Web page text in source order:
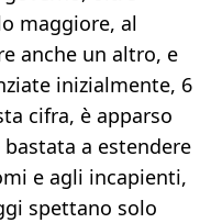
maggiore, al
anche un altro, e
inizialmente, 6
cifra, è apparso
a estendere
e agli incapienti,
spettano solo